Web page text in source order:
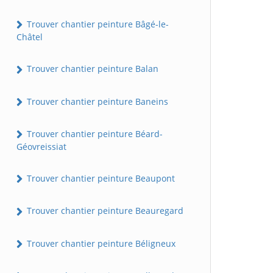
Trouver chantier peinture Bâgé-le-
Châtel
Trouver chantier peinture Balan
Trouver chantier peinture Baneins
Trouver chantier peinture Béard-
Géovreissiat
Trouver chantier peinture Beaupont
Trouver chantier peinture Beauregard
Trouver chantier peinture Béligneux